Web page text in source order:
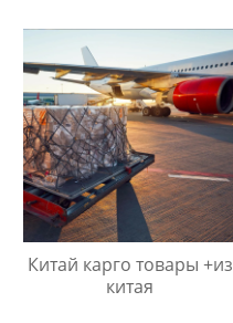
Китай карго товары +из
китая